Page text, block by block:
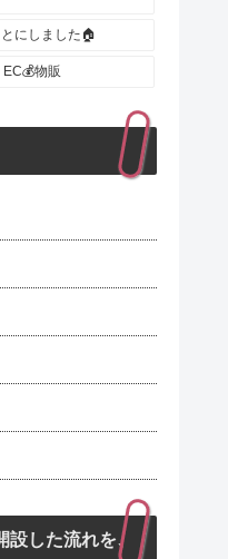
にしました🏠
EC💰️物販
設した流れを、